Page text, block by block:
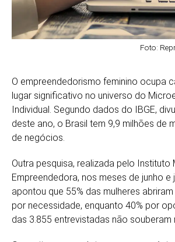
Foto:
O empreendedorismo feminino ocupa
lugar significativo no universo do
Individual. Segundo dados do IBGE,
deste ano, o Brasil tem 9,9 milhões de
de negócios.
Outra pesquisa, realizada pelo Instituto
Empreendedora, nos meses de junho e
apontou que 55% das mulheres
por necessidade, enquanto 40% por
das 3.855 entrevistadas não souberam